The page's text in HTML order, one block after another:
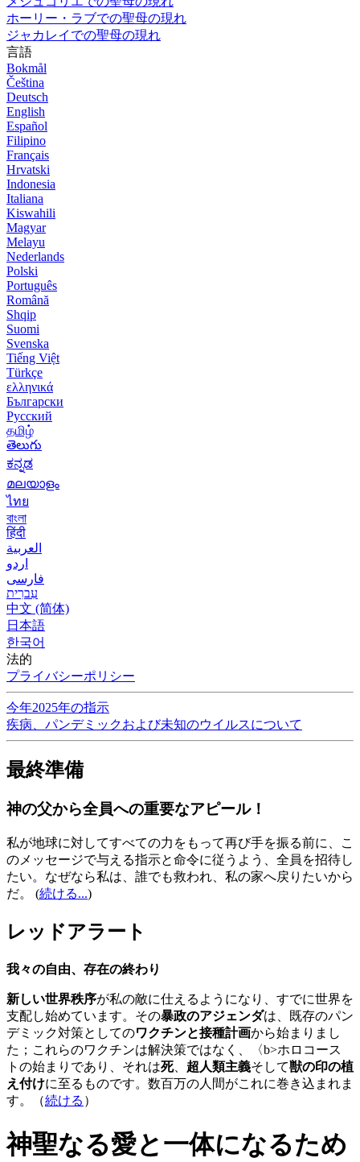
ホーリー・ラブでの聖母の現れ
ジャカレイでの聖母の現れ
言語
Bokmål
Čeština
Deutsch
English
Español
Filipino
Français
Hrvatski
Indonesia
Italiana
Kiswahili
Magyar
Melayu
Nederlands
Polski
Português
Română
Shqip
Suomi
Svenska
Tiếng Việt
Türkçe
ελληνικά
Български
Русский
தமிழ்
తెలుగు
ಕನ್ನಡ
മലയാളം
ไทย
বাংলা
हिंदी
العربية
اردو
فارسی
עִברִית
中文 (简体)
日本語
한국어
法的
プライバシーポリシー
今年2025年の指示
疾病、パンデミックおよび未知のウイルスについて
最終準備
神の父から全員への重要なアピール！
私が地球に対してすべての力をもって再び手を振る前に、こ
のメッセージで与える指示と命令に従うよう、全員を招待し
たい。なぜなら私は、誰でも救われ、私の家へ戻りたいから
だ。
(続ける...)
レッドアラート
我々の自由、存在の終わり
新しい世界秩序が私の敵に仕えるようになり、すでに世界を
支配し始めています。その暴政のアジェンダは、既存のパン
デミック対策としてのワクチンと接種計画から始まりまし
た；これらのワクチンは解決策ではなく、〈b>ホロコース
トの始まりであり、それは死、 超人類主義そして獣の印の植
え付けに至るものです。数百万の人間がこれに巻き込まれま
す。（続ける ）
神聖なる愛と一体になるため